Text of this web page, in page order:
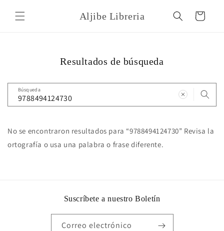
directamente
al contenido
Aljibe Libreria Carrito
Resultados de búsqueda
Búsqueda
No se encontraron resultados para “9788494124730” Revisa la
ortografía o usa una palabra o frase diferente.
Suscríbete a nuestro Boletín
Correo electrónico